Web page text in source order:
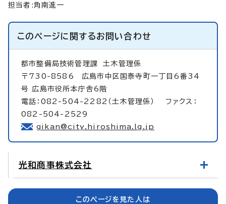
担当者:角南進一
このページに関するお問い合わせ
都市整備局技術管理課土木管理係
〒730-8586 広島市中区国泰寺町一丁目6番34
号 広島市役所本庁舎6階
電話：082-504-2282（土木管理係） ファクス：
082-504-2529
gikan@city.hiroshima.lg.jp
光和商事株式会社
このページを見た人は